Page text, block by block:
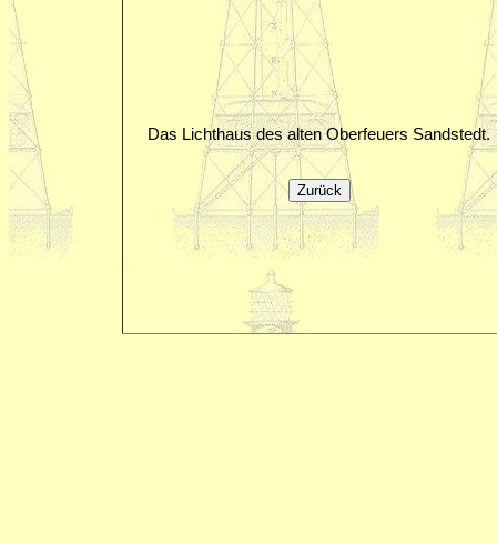
Das Lichthaus des alten Oberfeuers Sandstedt.